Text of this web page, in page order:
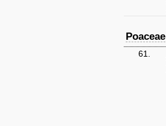
Poaceae
61.